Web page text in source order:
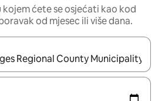
ćete se osjećati kao kod
od mjesec ili više dana.
rezultati, moći ćete ih pregledati